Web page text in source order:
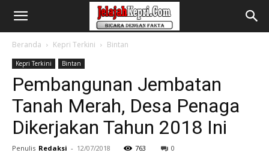
Beranda Kepri Terkini Bintan
Kepri Terkini Bintan
Pembangunan Jembatan
Tanah Merah, Desa Penaga
Dikerjakan Tahun 2018 Ini
Penulis Redaksi - 12/07/2018 763 0